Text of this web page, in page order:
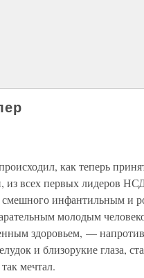
как теперь
из всех первых лидеров
инфантильным и
молодым
здоровьем, —
и близорукие глаза,
мечтал.